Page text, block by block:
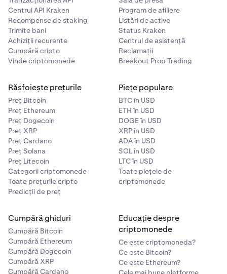
Notă: Criptomonede diferite pot aveaacelași format
de adresă
. Confirmă întotdeauna că ai selectat
activul și rețeaua corecte înainte de a continua.
4 Dă clic peAdaugă adresă de retragere. În funcție de
sau poate fi necesar să o confirmi printr-un link
trimis la adresa de e-mail înregistrată, în termen de o
oră.
5 Dă clic pe Confirmă.
Centrul API Kraken
Recompense de staking
Trimite bani
Achiziții recurente
Cumpără cripto
Vinde criptomonede
Program de afiliere
Listări de active
Status Kraken
Centrul de asistență
Reclamații
Breakout Prop Trading
Răsfoiește prețurile
Preț Bitcoin
Preț Ethereum
Preț Dogecoin
Preț XRP
Preț Cardano
Preț Solana
Preț Litecoin
Categorii criptomonede
Toate prețurile cripto
Predicții de preț
Piețe populare
BTC în USD
ETH în USD
DOGE în USD
XRP în USD
ADA în USD
SOL în USD
LTC în USD
Toate piețele de
criptomonede
Cumpără ghiduri
Cumpără Bitcoin
Cumpără Ethereum
Cumpără Dogecoin
Cumpără XRP
Cumpără Cardano
Educație despre
criptomonede
Ce este criptomoneda?
Ce este Bitcoin?
Ce este Ethereum?